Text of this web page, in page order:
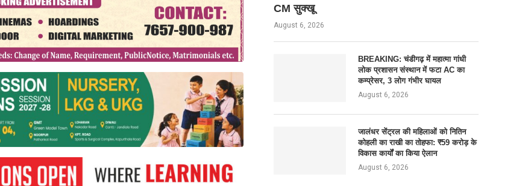
CM सुक्खू
August 6, 2026
BREAKING: चंडीगढ़ में महात्मा गांधी
लोक प्रशासन संस्थान में फटा AC का
कम्प्रेसर, 3 लोग गंभीर घायल
August 6, 2026
जालंधर सेंट्रल की महिलाओं को नितिन
कोहली का राखी का तोहफा: ₹59 करोड़ के
विकास कार्यों का किया ऐलान
August 6, 2026